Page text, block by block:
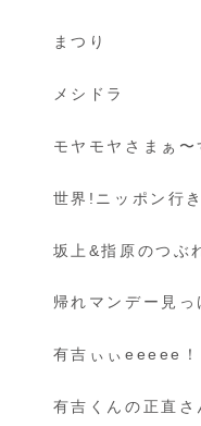
まつり
メシドラ
モヤモヤさまぁ〜
世界!ニッポン行
坂上&指原のつぶ
帰れマンデー見
有吉ぃぃeeeee！
有吉くんの正直さ